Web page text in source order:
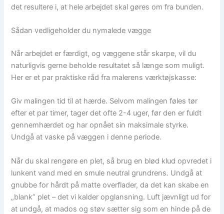
det resultere i, at hele arbejdet skal gøres om fra bunden.
Sådan vedligeholder du nymalede vægge
Når arbejdet er færdigt, og væggene står skarpe, vil du
naturligvis gerne beholde resultatet så længe som muligt.
Her er et par praktiske råd fra malerens værktøjskasse:
Giv malingen tid til at hærde. Selvom malingen føles tør
efter et par timer, tager det ofte 2-4 uger, før den er fuldt
gennemhærdet og har opnået sin maksimale styrke.
Undgå at vaske på væggen i denne periode.
Når du skal rengøre en plet, så brug en blød klud opvredet i
lunkent vand med en smule neutral grundrens. Undgå at
gnubbe for hårdt på matte overflader, da det kan skabe en
„blank” plet – det vi kalder opglansning. Luft jævnligt ud for
at undgå, at mados og støv sætter sig som en hinde på de